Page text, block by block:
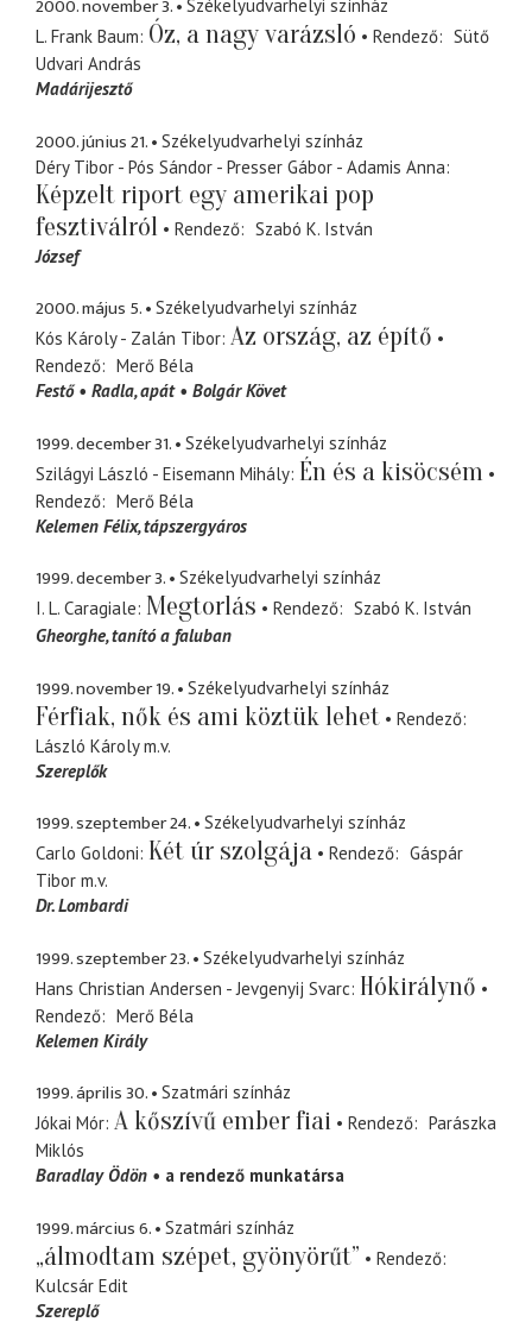
2000. november 3.
Székelyudvarhelyi színház
L. Frank Baum Óz, a nagy varázsló Rendező
Sütő
Udvari András
Madárijesztő
2000. június 21.
Székelyudvarhelyi színház
Déry Tibor - Pós Sándor - Presser Gábor - Adamis Anna
Képzelt riport egy amerikai pop
fesztiválról
Rendező
Szabó K. István
József
2000. május 5.
Székelyudvarhelyi színház
Kós Károly - Zalán Tibor Az ország, az építő
Rendező
Merő Béla
Festő
Radla apát Bolgár Követ
1999. december 31.
Székelyudvarhelyi színház
Szilágyi László - Eisemann Mihály Én és a kisöcsém
Rendező
Merő Béla
Kelemen Félix tápszergyáros
1999. december 3.
Székelyudvarhelyi színház
I. L. Caragiale Megtorlás Rendező
Szabó K. István
Gheorghe tanító a faluban
1999. november 19. Székelyudvarhelyi színház
Férfiak, nők és ami köztük lehet
Rendező
László Károly m.v.
Szereplők
1999. szeptember 24.
Székelyudvarhelyi színház
Carlo Goldoni Két úr szolgája Rendező
Gáspár
Tibor m.v.
Dr. Lombardi
1999. szeptember 23.
Székelyudvarhelyi színház
Hans Christian Andersen - Jevgenyij Svarc Hókirálynő
Rendező
Merő Béla
Kelemen Király
1999. április 30.
Szatmári színház
Jókai Mór A kőszívű ember fiai Rendező
Parászka
Miklós
Baradlay Ödön
a rendező munkatársa
1999. március 6. Szatmári színház
„álmodtam szépet, gyönyörűt”
Rendező
Kulcsár Edit
Szereplő